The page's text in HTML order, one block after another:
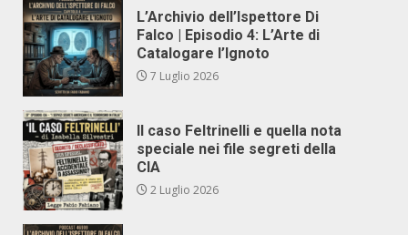
L’Archivio dell’Ispettore Di
Falco | Episodio 4: L’Arte di
Catalogare l’Ignoto
7 Luglio 2026
Il caso Feltrinelli e quella nota
speciale nei file segreti della
CIA
2 Luglio 2026